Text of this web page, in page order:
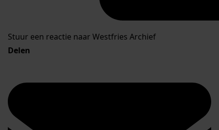
Stuur een reactie naar Westfries Archief
Delen